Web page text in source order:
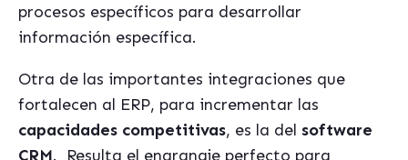
procesos específicos para desarrollar
información específica.
Otra de las importantes integraciones que
fortalecen al ERP, para incrementar las
capacidades competitivas, es la del software
CRM.
Resulta el engranaje perfecto para